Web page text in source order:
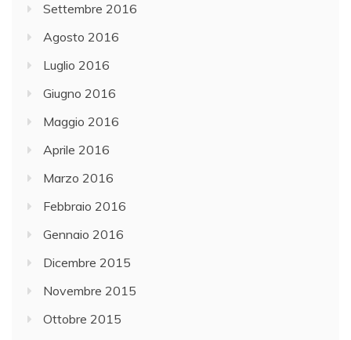
Settembre 2016
Agosto 2016
Luglio 2016
Giugno 2016
Maggio 2016
Aprile 2016
Marzo 2016
Febbraio 2016
Gennaio 2016
Dicembre 2015
Novembre 2015
Ottobre 2015